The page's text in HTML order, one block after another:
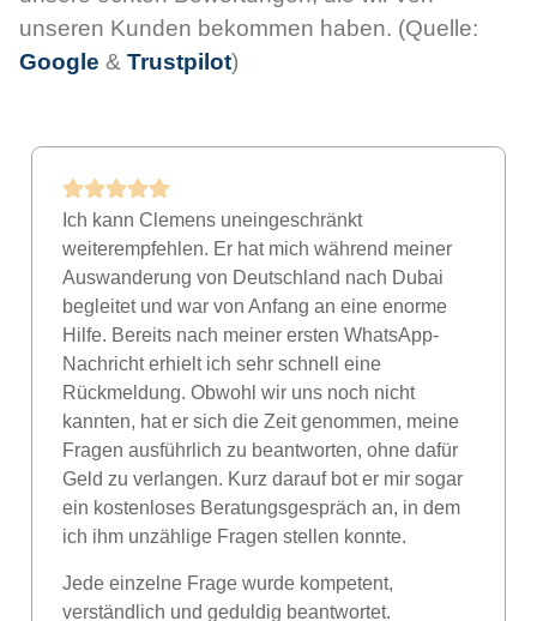
unseren Kunden bekommen haben. (Quelle:
Google & Trustpilot)
Ich kann Clemens uneingeschränkt
weiterempfehlen. Er hat mich während meiner
Auswanderung von Deutschland nach Dubai
begleitet und war von Anfang an eine enorme
Hilfe. Bereits nach meiner ersten WhatsApp-
Nachricht erhielt ich sehr schnell eine
Rückmeldung. Obwohl wir uns noch nicht
kannten, hat er sich die Zeit genommen, meine
Fragen ausführlich zu beantworten, ohne dafür
Geld zu verlangen. Kurz darauf bot er mir sogar
ein kostenloses Beratungsgespräch an, in dem
ich ihm unzählige Fragen stellen konnte.
Jede einzelne Frage wurde kompetent,
verständlich und geduldig beantwortet.